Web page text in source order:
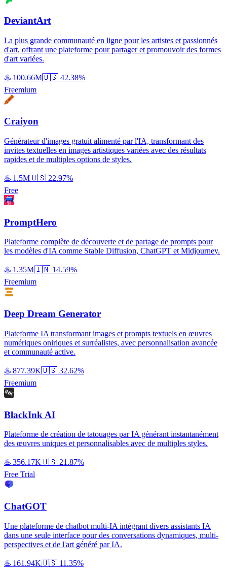
DeviantArt
La plus grande communauté en ligne pour les artistes et passionnés
d'art, offrant une plateforme pour partager et promouvoir des formes
d'art variées.
♨️ 100.66M🇺🇸 42.38%
Freemium
Craiyon
Générateur d'images gratuit alimenté par l'IA, transformant des
invites textuelles en images artistiques variées avec des résultats
rapides et de multiples options de styles.
♨️ 1.5M🇺🇸 22.97%
Free
PromptHero
Plateforme complète de découverte et de partage de prompts pour
les modèles d'IA comme Stable Diffusion, ChatGPT et Midjourney.
♨️ 1.35M🇮🇳 14.59%
Freemium
Deep Dream Generator
Plateforme IA transformant images et prompts textuels en œuvres
numériques oniriques et surréalistes, avec personnalisation avancée
et communauté active.
♨️ 877.39K🇺🇸 32.62%
Freemium
BlackInk AI
Plateforme de création de tatouages par IA générant instantanément
des œuvres uniques et personnalisables avec de multiples styles.
♨️ 356.17K🇺🇸 21.87%
Free Trial
ChatGOT
Une plateforme de chatbot multi-IA intégrant divers assistants IA
dans une seule interface pour des conversations dynamiques, multi-
perspectives et de l'art généré par IA.
♨️ 161.94K🇺🇸 11.35%